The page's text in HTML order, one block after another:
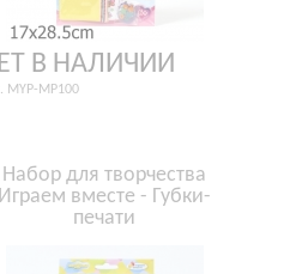
В НАЛИЧИИ
MYP-MP100
Набор для творчества
Играем вместе - Губки-
печати